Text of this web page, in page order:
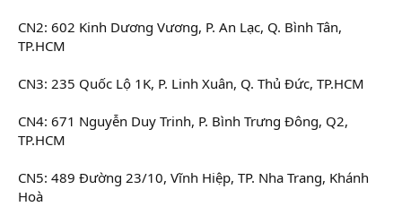
CN2: 602 Kinh Dương Vương, P. An Lạc, Q. Bình Tân,
TP.HCM
CN3: 235 Quốc Lộ 1K, P. Linh Xuân, Q. Thủ Đức, TP.HCM
CN4: 671 Nguyễn Duy Trinh, P. Bình Trưng Đông, Q2,
TP.HCM
CN5: 489 Đường 23/10, Vĩnh Hiệp, TP. Nha Trang, Khánh
Hoà